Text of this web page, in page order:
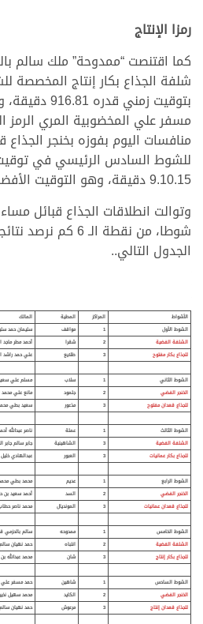
رمزا الإنتاج
كما اقتنصت “ممدوحة” ملك سالم
شلفة الجذاع بكار إنتاج المخصصة
بتوقيت زمني
مسفر علي المخضوبية المري
منافسات اليوم بفوزه بخنجر
للشوط السادس الرئيسي في
9.10.15 دقيقة، وهو التوقيت الأفضل خلال أمسية اليوم.
شوطا، من نقطة الـ 6
الجدول التالي..
الأشواط المراكز المطية المالك
الشوط الأول
1 مواقف سليمان حمد
الشلفة الفضية
2 شقرا أحمد مطر ماجد
للجذاع بكار مفتوح
3 طلايع علي حمد راشد
الشوط الثاني 1 سلاب مسلم علي
الخنجر الفضي
2 جلمود مانع علي
للجذاع قعدان مفتوح
3 مذعور سعيد بطي
الشوط الثالث 1 عملة ناصر عبدالله
الشلفة الفضية
3 الشاهينية جابر سالم جابر
للجذاع بكار عمانيات
3 العبور عبدالهادي
الشوط الرابع 1 عديم محمد بطي
الخنجر الفضي
2 السد أحمد سعيد بن
للجذاع قعدان عمانيات
3 المونديال محمد ناصر
الشوط الخامس 1 ممدوحه سالم بالحزمي
الشلفة الفضية
2 انتباه حمد نهيان
للجذاع بكار إنتاج
3 شان محمد عبدالله
الشوط السادس 1 شاهين حمد مسفر علي
الخنجر الفضي
2 الكايد محمد سهيل
للجذاع قعدان إنتاج
3 مرعوش حمد نهيان